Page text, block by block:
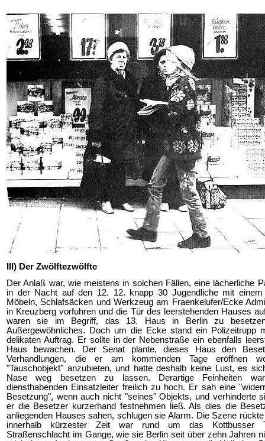
III) Der Zwölftezwölfte
Der Anlaß war, wie meistens in solchen Fällen, eine lächerliche
in der Nacht auf den 12. 12. knapp 30 Jugendliche mit
Möbeln, Schlafsäcken und Werkzeug am Fraenkelufer/Ecke
in Kreuzberg vorfuhren und die Tür des leerstehenden Hauses
waren sie im Begriff, das 13. Haus in Berlin zu
Außergewöhnliches. Doch um die Ecke stand ein Polizeitrupp
delikaten Auftrag. Er sollte in der Nebenstraße ein ebenfalls
Haus bewachen. Der Senat plante, dieses Haus den
Verhandlungen, die er am kommenden Tage eröffnen
"Tauschobjekt" anzubieten, und hatte deshalb keine Lust, es
Nase weg besetzen zu lassen. Derartige Feinheiten
diensthabenden Einsatzleiter freilich zu hoch. Er sah eine
Besetzung", wenn auch nicht "seines" Objekts, und verhinderte
er die Besetzer kurzerhand festnehmen ließ. Als dies die
anliegenden Hauses sahen, schlugen sie Alarm. Die Szene
innerhalb kürzester Zeit war rund um das Kottbusser
Straßenschlacht im Gange, wie sie Berlin seit über zehn Jahren